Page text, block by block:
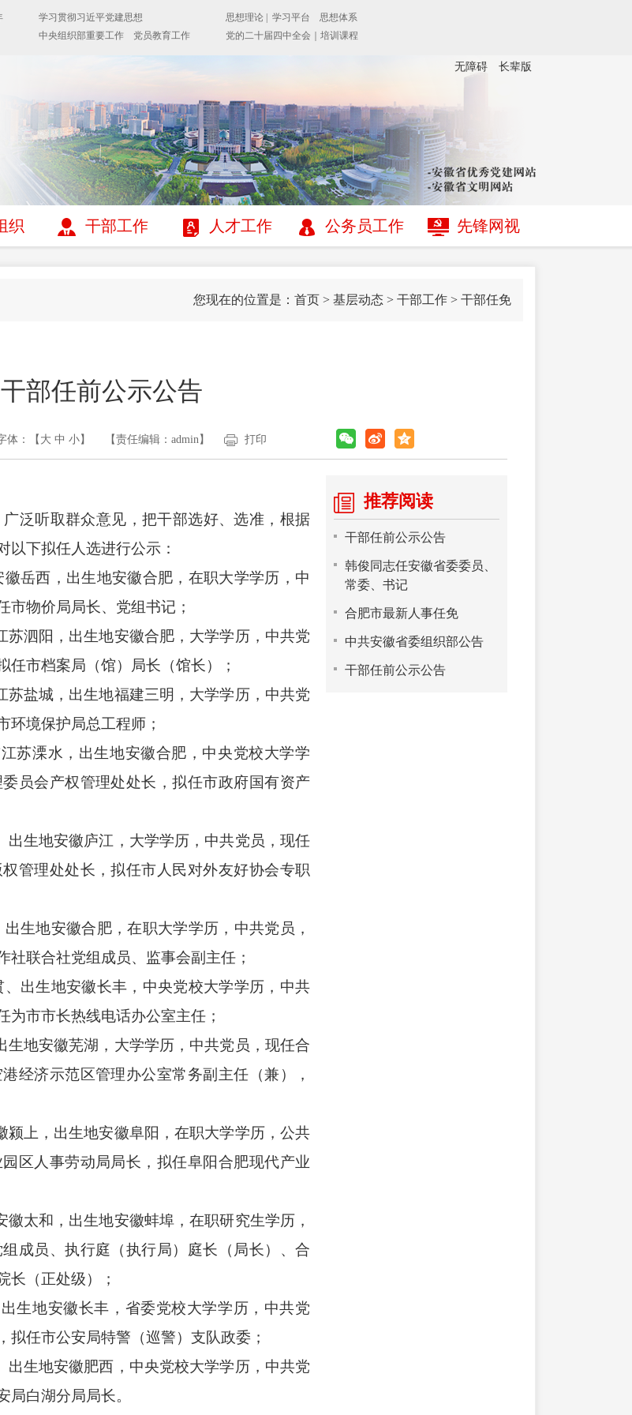
无障碍 长辈版
织 干部工作 人才工作 公务员工作 先锋网视
您现在的位置是： 首页 > 基层动态 > 干部工作 > 干部任免
干部任前公示公告
体：【 大 中 小】 【责任编辑：admin】 打印
泛听取群众意见，把干部选好、选准，根据
以下拟任人选进行公示：
岳西，出生地安徽合肥，在职大学学历，中
市物价局局长、党组书记；
泗阳，出生地安徽合肥，大学学历，中共党
任市档案局（馆）局长（馆长）；
盐城，出生地福建三明，大学学历，中共党
环境保护局总工程师；
苏溧水，出生地安徽合肥，中央党校大学学
员会产权管理处处长，拟任市政府国有资产
生地安徽庐江，大学学历，中共党员，现任
管理处处长，拟任市人民对外友好协会专职
生地安徽合肥，在职大学学历，中共党员，
联合社党组成员、监事会副主任；
出生地安徽长丰，中央党校大学学历，中共
市市长热线电话办公室主任；
地安徽芜湖，大学学历，中共党员，现任合
经济示范区管理办公室常务副主任（兼），
上，出生地安徽阜阳，在职大学学历，公共
区人事劳动局局长，拟任阜阳合肥现代产业
太和，出生地安徽蚌埠，在职研究生学历，
成员、执行庭（执行局）庭长（局长）、合
长（正处级）；
生地安徽长丰，省委党校大学学历，中共党
任市公安局特警（巡警）支队政委；
生地安徽肥西，中央党校大学学历，中共党
局白湖分局局长。
推荐阅读
干部任前公示公告
韩俊同志任安徽省委委员、
常委、书记
合肥市最新人事任免
中共安徽省委组织部公告
干部任前公示公告